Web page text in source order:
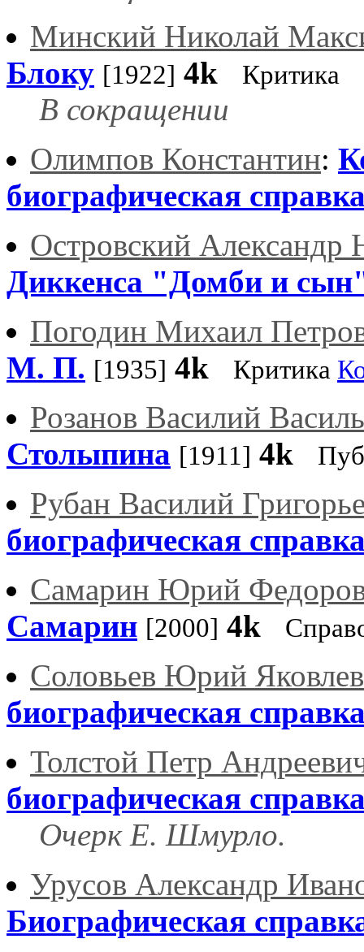
Минский Николай
Блоку [1922] 4k Критика
В сокращении
Олимпов Константин:
биографическая
Островский Александр
Диккенса "Домби и
Погодин Михаил
М. П. [1935] 4k Критика
Розанов Василий
Столыпина [1911] 4k
Рубан Василий
биографическая
Самарин Юрий
Самарин [2000] 4k
Соловьев Юрий
биографическая
Толстой Петр
биографическая
Очерк Е. Шмурло.
Урусов Александр
Биографическая